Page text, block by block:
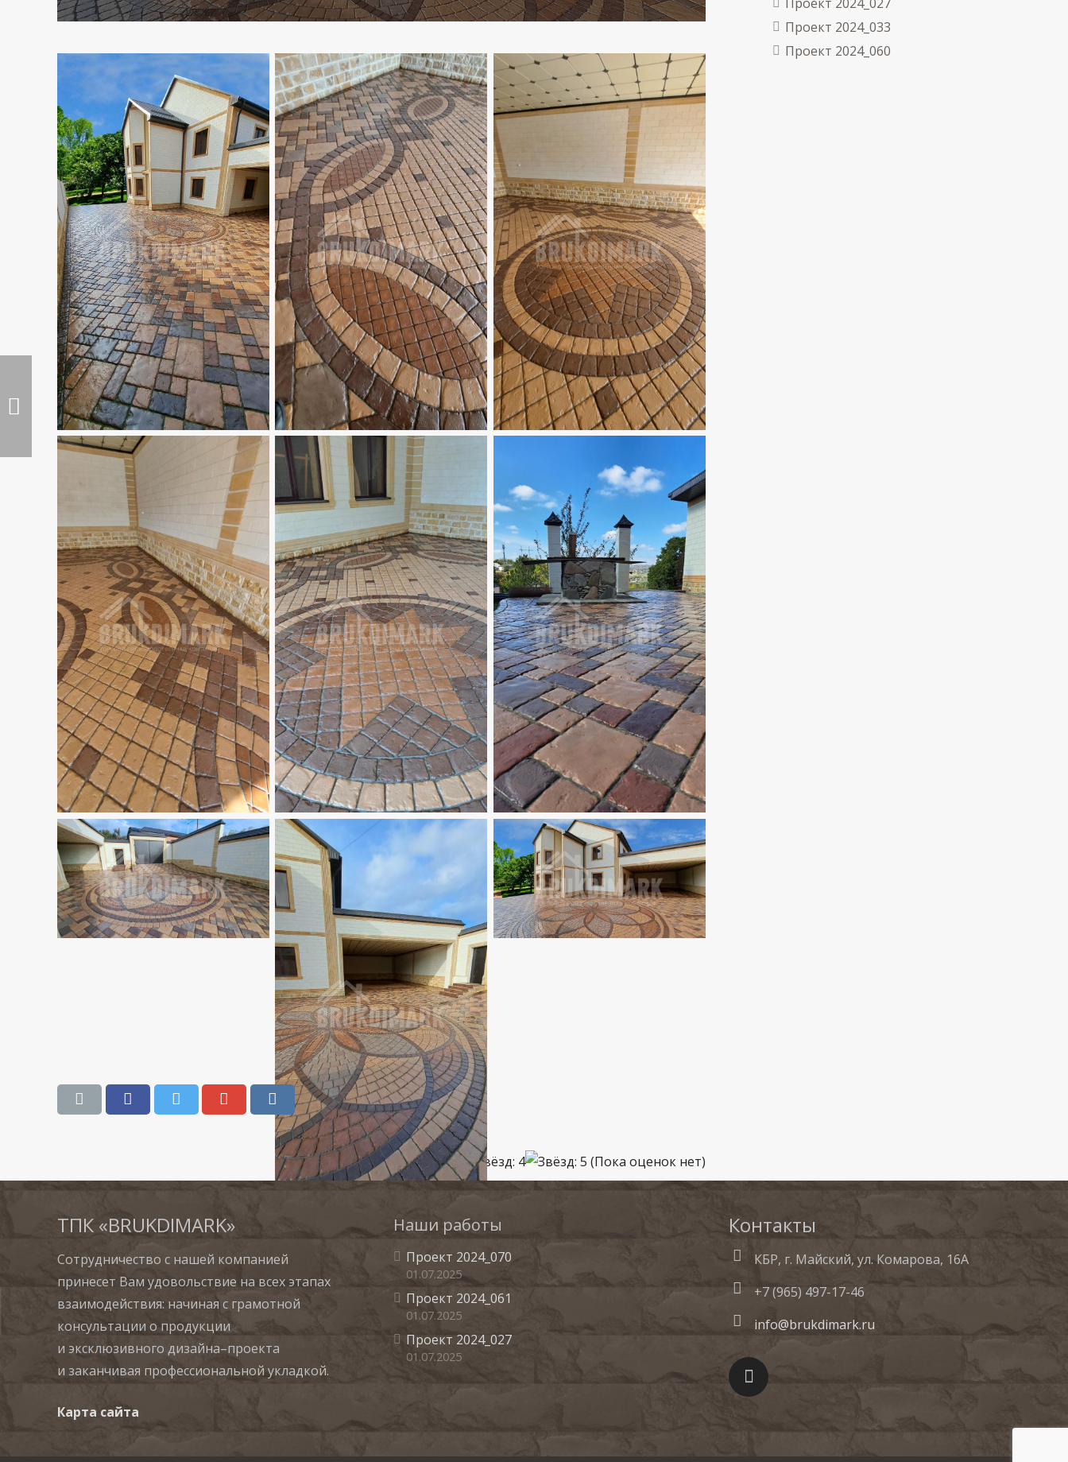
(Пока оценок нет)
Проект 2024_033
Проект 2024_060
ТПК «BRUKDIMARK»
Сотрудничество с нашей компанией
принесет Вам удовольствие на всех этапах
взаимодействия: начиная с грамотной
консультации о продукции
и эксклюзивного дизайна–проекта
и заканчивая профессиональной укладкой.
Карта сайта
Наши работы
Проект 2024_070
01.07.2025
Проект 2024_061
01.07.2025
Проект 2024_027
01.07.2025
Контакты
КБР, г. Майский, ул. Комарова, 16А
+7 (965) 497-17-46
info@brukdimark.ru